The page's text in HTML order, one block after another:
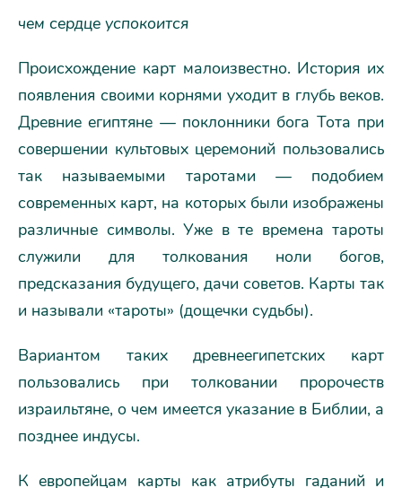
чем сердце успокоится
Происхождение карт малоизвестно. История их
появления своими корнями уходит в глубь веков.
Древние египтяне — поклонники бога Тота при
совершении культовых церемоний пользовались
так называемыми таротами — подобием
современных карт, на которых были изображены
различные символы. Уже в те времена тароты
служили для толкования ноли богов,
предсказания будущего, дачи советов. Карты так
и называли «тароты» (дощечки судьбы).
Вариантом таких древнеегипетских карт
пользовались при толковании пророчеств
израильтяне, о чем имеется указание в Библии, а
позднее индусы.
К европейцам карты как атрибуты гаданий и